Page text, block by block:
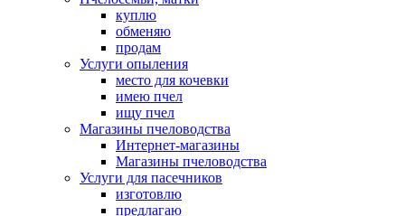
куплю
обменяю
продам
Услуги опыления
место для кочевки
имею пчел
ищу пчел
Магазины пчеловодства
Интернет-магазины
Магазины пчеловодства
Услуги для пасечников
изготовлю
предлагаю